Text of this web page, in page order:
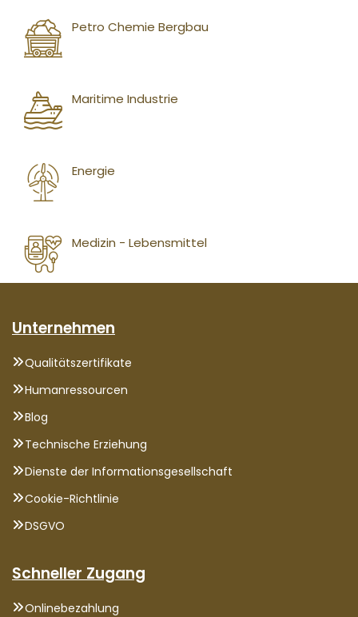
Petro Chemie Bergbau
Maritime Industrie
Energie
Medizin - Lebensmittel
Unternehmen
Qualitätszertifikate
Humanressourcen
Blog
Technische Erziehung
Dienste der Informationsgesellschaft
Cookie-Richtlinie
DSGVO
Schneller Zugang
Onlinebezahlung